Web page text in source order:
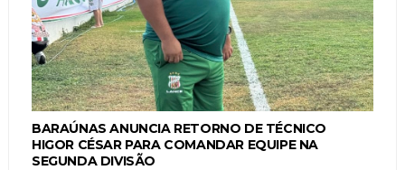
BARAÚNAS ANUNCIA RETORNO DE TÉCNICO
HIGOR CÉSAR PARA COMANDAR EQUIPE NA
SEGUNDA DIVISÃO